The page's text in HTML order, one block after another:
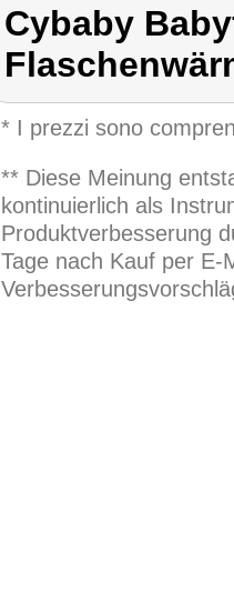
Cybaby
* I prezzi sono
** Diese Meinung
kontinuierlich als
Produktverbesserung
Tage nach Kauf per E-